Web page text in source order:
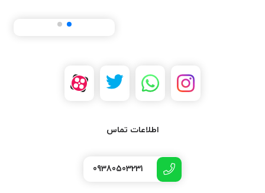
اطلاعات تماس
09380503231